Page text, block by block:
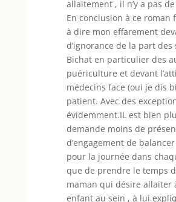
allaitement , il n’y a pas
En conclusion à ce roman
à dire mon effarement
d’ignorance de la part des
Bichat en particulier des
puériculture et devant
médecins face (oui je dis
patient. Avec des
évidemment.IL est bien
demande moins de
d’engagement de
pour la journée dans
que de prendre le temps
maman qui désire allaiter
enfant au sein , à lui